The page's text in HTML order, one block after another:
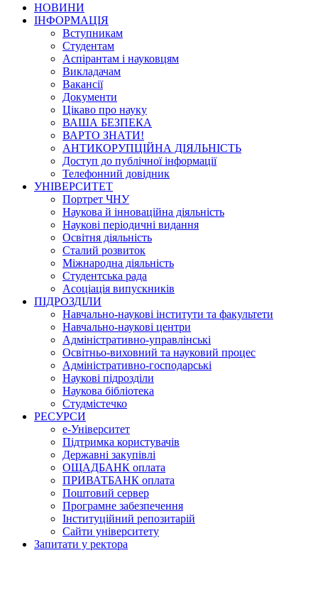
НОВИНИ
ІНФОРМАЦІЯ
Вступникам
Студентам
Аспірантам і науковцям
Викладачам
Вакансії
Документи
Цікаво про науку
ВАША БЕЗПЕКА
ВАРТО ЗНАТИ!
АНТИКОРУПЦІЙНА ДІЯЛЬНІСТЬ
Доступ до публічної інформації
Телефонний довідник
УНІВЕРСИТЕТ
Портрет ЧНУ
Наукова й інноваційна діяльність
Наукові періодичні видання
Освітня діяльність
Сталий розвиток
Міжнародна діяльність
Студентська рада
Асоціація випускників
ПІДРОЗДІЛИ
Навчально-наукові інститути та факультети
Навчально-наукові центри
Адміністративно-управлінські
Освітньо-виховний та науковий процес
Адміністративно-господарські
Наукові підрозділи
Наукова бібліотека
Студмістечко
РЕСУРСИ
е-Університет
Підтримка користувачів
Державні закупівлі
ОЩАДБАНК оплата
ПРИВАТБАНК оплата
Поштовий сервер
Програмне забезпечення
Інституційний репозитарій
Сайти університету
Запитати у ректора